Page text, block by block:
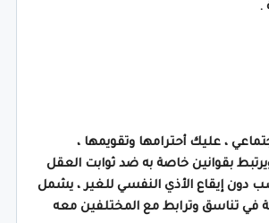
.
، عليك أحترامها وتقويمها ،
بقوانين خاصة به ضد ثوابت العقل
دون إيقاع الأذي النفسي للغير ، يشمل
في تناسق وترابط مع المختلفين معه